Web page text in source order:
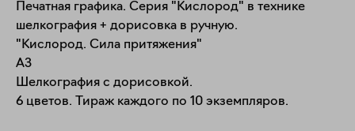
Печатная графика. Серия "Кислород" в технике
шелкография + дорисовка в ручную.
"Кислород. Сила притяжения"
А3
Шелкография с дорисовкой.
6 цветов. Тираж каждого по 10 экземпляров.